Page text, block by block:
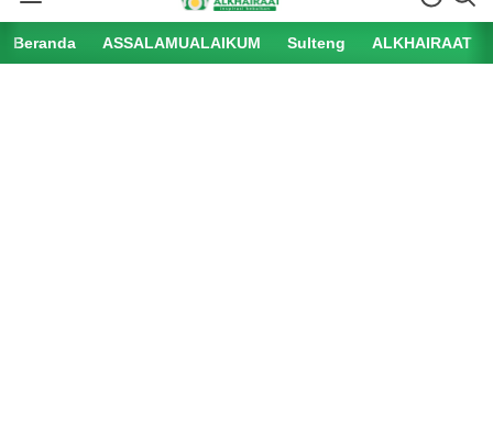
Beranda ASSALAMUALAIKUM Sulteng ALKHAIRAAT